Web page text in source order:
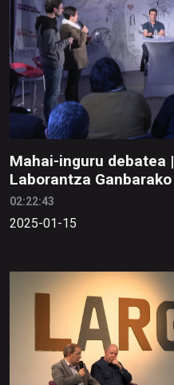
Mahai-inguru debatea
Laborantza
02:22:43
2025-01-15